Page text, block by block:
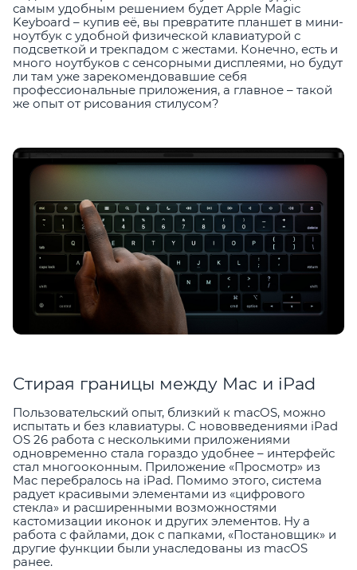
самым удобным решением будет Apple Magic
Keyboard – купив её, вы превратите планшет в мини-
ноутбук с удобной физической клавиатурой с
подсветкой и трекпадом с жестами. Конечно, есть и
много ноутбуков с сенсорными дисплеями, но будут
ли там уже зарекомендовавшие себя
профессиональные приложения, а главное – такой
же опыт от рисования стилусом?
Стирая границы между Mac и iPad
Пользовательский опыт, близкий к macOS, можно
испытать и без клавиатуры. С нововведениями iPad
OS 26 работа с несколькими приложениями
одновременно стала гораздо удобнее – интерфейс
стал многооконным. Приложение «Просмотр» из
Mac перебралось на iPad. Помимо этого, система
радует красивыми элементами из «цифрового
стекла» и расширенными возможностями
кастомизации иконок и других элементов. Ну а
работа с файлами, док с папками, «Постановщик» и
другие функции были унаследованы из macOS
ранее.